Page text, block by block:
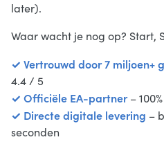
later).
Waar wacht je nog op? Start,
✓ Vertrouwd door 7 miljoen+
4.4 / 5
✓ Officiële EA-partner–
✓ Directe digitale levering –
seconden